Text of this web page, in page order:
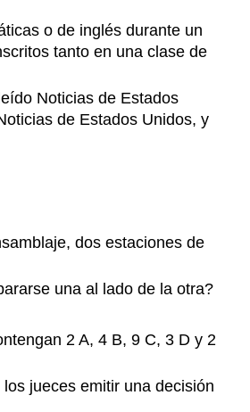
o de inglés durante un
tanto en una clase de
Noticias de Estados
de Estados Unidos, y
dos estaciones de
una al lado de la otra?
2 A, 4 B, 9 C, 3 D y 2
jueces emitir una decisión